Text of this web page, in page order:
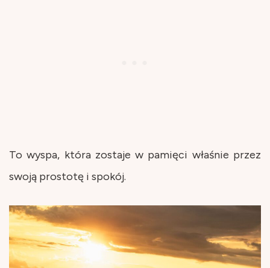
To wyspa, która zostaje w pamięci właśnie przez
swoją prostotę i spokój.